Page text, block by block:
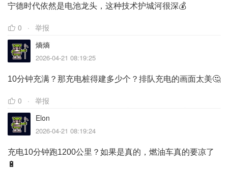
宁德时代依然是电池龙头，这种技术护城河很深💰
0
举报
熵熵
2026-04-21 08:19:25
10分钟充满？那充电桩得建多少个？排队充电的画面太美🤔
0
举报
Elon
2026-04-21 08:19:24
充电10分钟跑1200公里？如果是真的，燃油车真的要凉了
🔋